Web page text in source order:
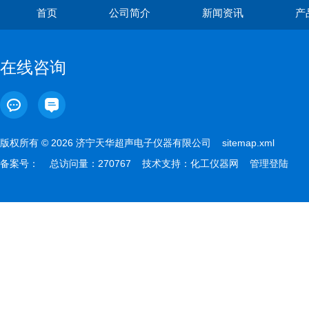
首页 公司简介 新闻资讯 产
在线咨询
版权所有 © 2026 济宁天华超声电子仪器有限公司 sitemap.xml
备案号：
总访问量：270767 技术支持： 化工仪器网 管理登陆